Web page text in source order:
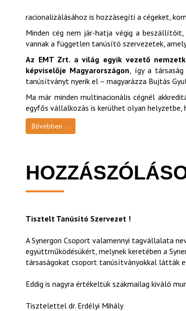
racionalizálásához is hozzásegíti a cégeket,
Minden cég nem jár-hatja végig a
vannak a független tanúsító szervezetek,
Az EMT Zrt. a világ egyik vezető
képviselője Magyarországon, így a
tanúsítványt nyerik el – magyarázza Bujtás
Ma már minden multinacionális cégnél
egyfős vállalkozás is kerülhet olyan helyzetbe,
Bővebben ...
Tisztelt Tanúsító Szervezet !
A Synergon Csoport valamennyi tagvállalata
együttműködésükért, melynek keretében a
társaságokat csoport tanúsítványokkal látták
Eddig is nagyra értékeltük szakmailag kiváló
Tisztelettel dr. Erdélyi Mihály